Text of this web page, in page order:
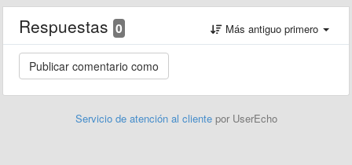
Respuestas 0 Más antiguo primero
Servicio de atención al cliente por UserEcho